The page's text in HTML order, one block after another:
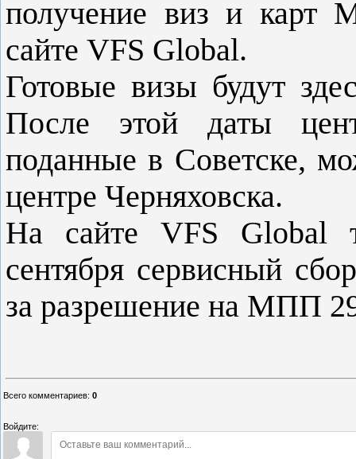
получение виз и карт
сайте VFS Global.
Готовые визы будут
После этой даты
поданные в Советске,
центре Черняховска.
На сайте VFS Global
сентября сервисный
за разрешение на МПП
Всего комментариев: 0
Войдите: